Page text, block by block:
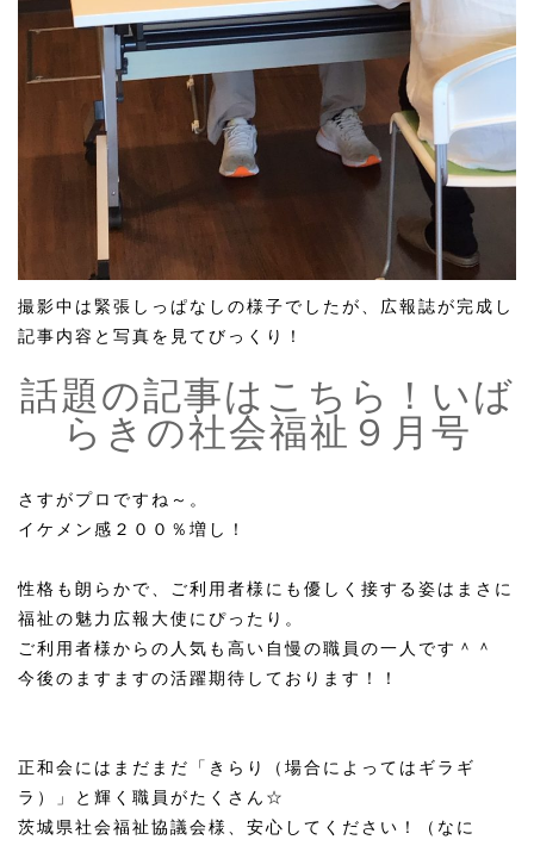
撮影中は緊張しっぱなしの様子でしたが、広報誌が完成し
記事内容と写真を見てびっくり！
話題の記事はこちら！いば
らきの社会福祉９月号
さすがプロですね～。
イケメン感２００％増し！
性格も朗らかで、ご利用者様にも優しく接する姿はまさに
福祉の魅力広報大使にぴったり。
ご利用者様からの人気も高い自慢の職員の一人です＾＾
今後のますますの活躍期待しております！！
正和会にはまだまだ「きらり（場合によってはギラギ
ラ）」と輝く職員がたくさん☆
茨城県社会福祉協議会様、安心してください！（なに